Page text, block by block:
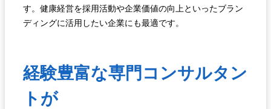
す。健康経営を採用活動や企業価値の向上といったブラン
ディングに活用したい企業にも最適です。
経験豊富な専門コンサルタン
トが